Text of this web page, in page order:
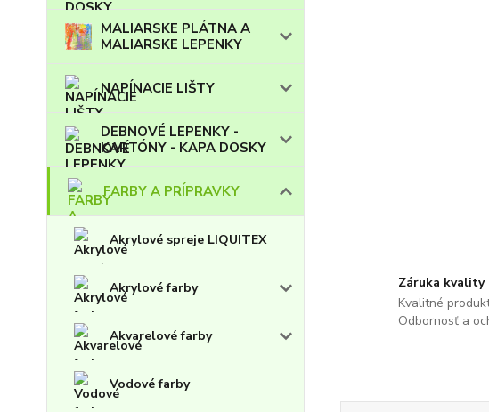
MALIARSKE PLÁTNA A
MALIARSKE LEPENKY
NAPÍNACIE LIŠTY
DEBNOVÉ LEPENKY -
KARTÓNY - KAPA DOSKY
FARBY A PRÍPRAVKY
Akrylové spreje LIQUITEX
Akrylové farby
Akvarelové farby
Vodové farby
Záruka kvality
Kvalitné
Odbornosť a